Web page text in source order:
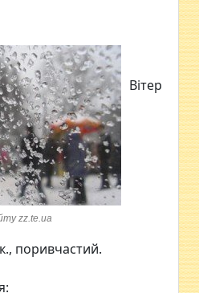
zz.te.ua
Вітер
поривчастий.